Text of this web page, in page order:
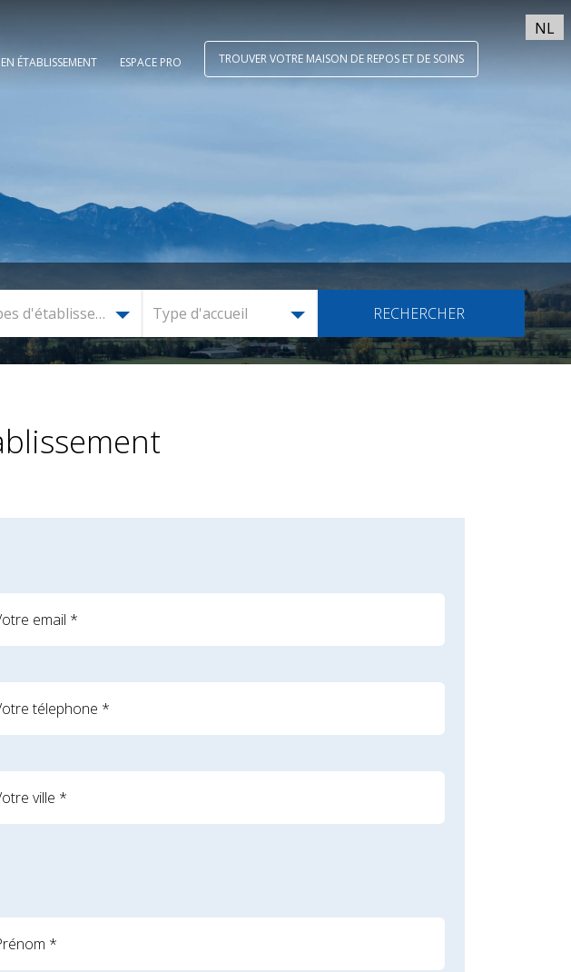
NL
ÉTABLISSEMENT ESPACE PRO TROUVER VOTRE MAISON DE REPOS ET DE SOINS
d'établissement Type d'accueil RECHERCHER